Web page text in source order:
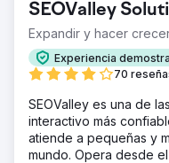
tráfico orgánico era
Instagram no generaba
costes de Google Ads
márgenes, la
inexistente en todos
carecía de un motor
sostenible.
que pudiera
sociales a largo plazo.
SEOValley
Expandir y hacer
Experiencia
70
SEOValley es una de
interactivo más
atiende a pequeñas y
mundo. Opera desde